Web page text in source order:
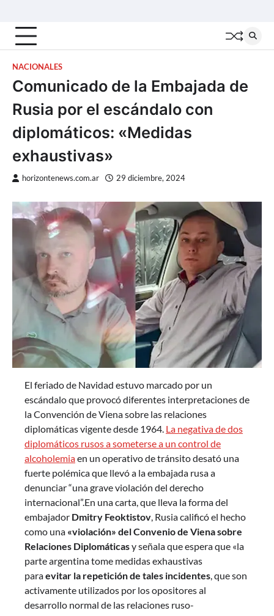
content
NACIONALES
Comunicado de la Embajada de
Rusia por el escándalo con
diplomáticos: «Medidas
exhaustivas»
horizontenews.com.ar 29 diciembre, 2024
El feriado de Navidad estuvo marcado por un
escándalo que provocó diferentes interpretaciones de
la Convención de Viena sobre las relaciones
diplomáticas vigente desde 1964. La negativa de dos
diplomáticos rusos a someterse a un control de
alcoholemiaen un operativo de tránsito desató una
fuerte polémica que llevó a la embajada rusa a
denunciar “una grave violación del derecho
internacional”.En una carta, que lleva la forma del
embajador Dmitry Feoktistov, Rusia calificó el hecho
como una «violación» del Convenio de Viena sobre
Relaciones Diplomáticasy señala que espera que «la
parte argentina tome medidas exhaustivas
paraevitar la repetición de tales incidentes, que son
activamente utilizados por los opositores al
desarrollo normal de las relaciones ruso-